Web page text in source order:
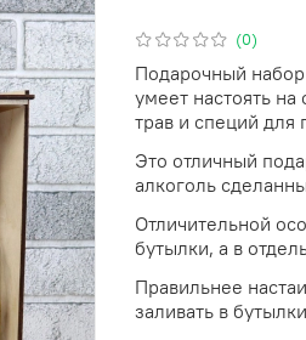
(0)
Подарочный
умеет настоять
трав и специй для
Это отличный
алкоголь
Отличительной
бутылки, а в
Правильнее
заливать в